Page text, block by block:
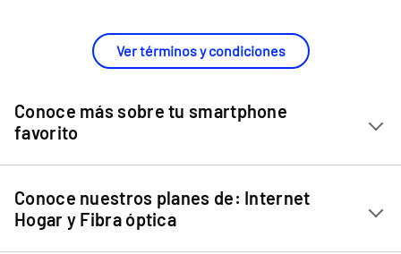
Ver términos y condiciones
Conoce más sobre tu smartphone
favorito
Chip Entel
Apple iPhone 11
Apple iPhone 12 Mini
Conoce nuestros planes de: Internet
Hogar y Fibra óptica